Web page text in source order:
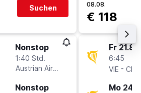
Suchen
Nonstop
1:40 Std.
Austrian Airlines
Nonstop
08.08.
€ 118
Fr 21.8.
6:45
VIE - CPH
Mo